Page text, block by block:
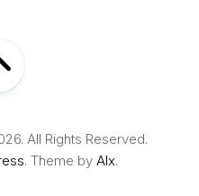
All Rights Reserved.
. Theme by Alx.